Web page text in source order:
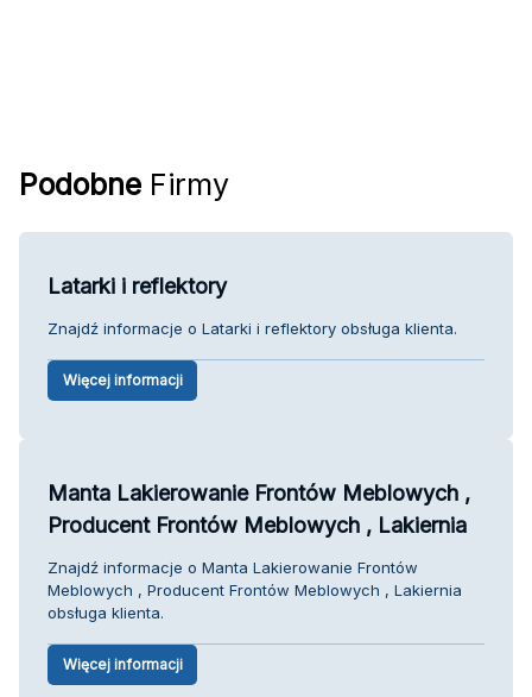
Podobne Firmy
Latarki i reflektory
Znajdź informacje o Latarki i reflektory obsługa klienta.
Więcej informacji
Manta Lakierowanie Frontów Meblowych ,
Producent Frontów Meblowych , Lakiernia
Znajdź informacje o Manta Lakierowanie Frontów
Meblowych , Producent Frontów Meblowych , Lakiernia
obsługa klienta.
Więcej informacji